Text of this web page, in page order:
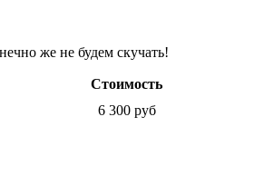
же не будем скучать!
Стоимость
6 300 руб